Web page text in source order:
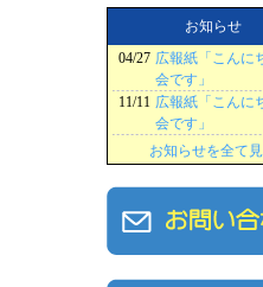
お知らせ
04/27 広報紙「こんに
会です」
11/11 広報紙「こんに
会です」
お知らせを全て